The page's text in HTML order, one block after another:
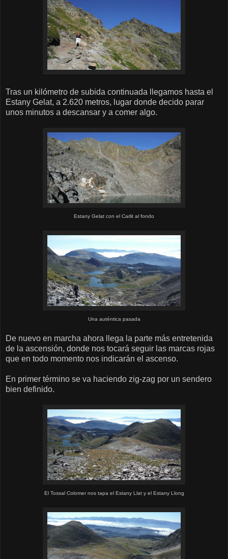
Tras un kilómetro de subida continuada llegamos hasta el
Estany Gelat, a 2.620 metros, lugar donde decido parar
unos minutos a descansar y a comer algo.
Estany Gelat con el Carlit al fondo
Una auténtica pasada
De nuevo en marcha ahora llega la parte más entretenida
de la ascensión, donde nos tocará seguir las marcas rojas
que en todo momento nos indicarán el ascenso.
En primer término se va haciendo zig-zag por un sendero
bien definido.
El Tossal Colomer nos tapa el Estany Llat y el Estany Llong